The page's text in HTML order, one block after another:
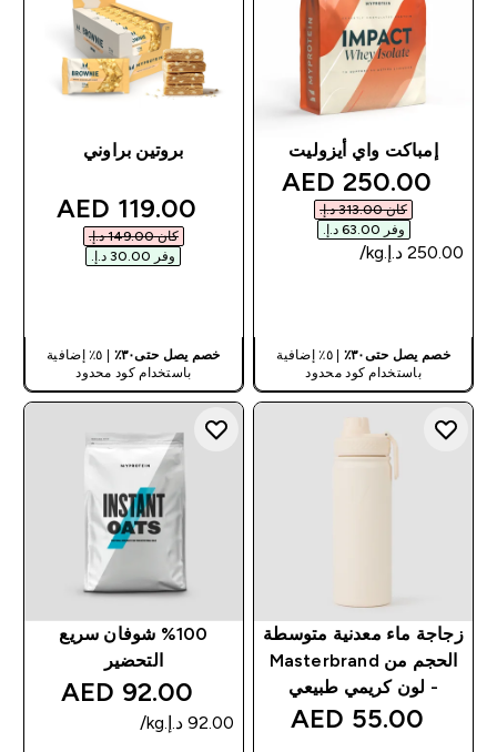
إمباكت واي أيزوليت
discounted price
250.00 AED‎
كان ‏313.00 د.إ.‏‎
وفر ‏63.00 د.إ.‏‎
خصم يصل حتى٣٠٪
| ٥٪ إضافية
باستخدام كود محدود
بروتين براوني
price
119.00 AED‎
كان ‏149.00 د.إ.‏‎
وفر ‏30.00 د.إ.‏‎
خصم يصل حتى٣٠٪
| ٥٪ إضافية
باستخدام كود محدود
زجاجة ماء معدنية متوسطة
الحجم من Masterbrand
- لون كريمي طبيعي
55.00 AED‎
%100 شوفان سريع
التحضير
92.00 AED‎